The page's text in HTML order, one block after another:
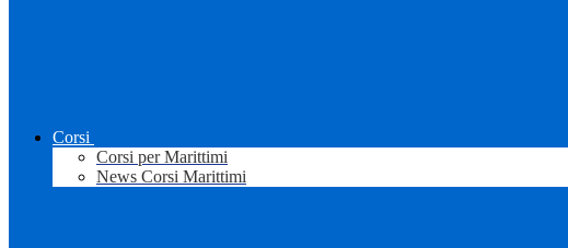
Corsi
Corsi per Marittimi
News Corsi Marittimi